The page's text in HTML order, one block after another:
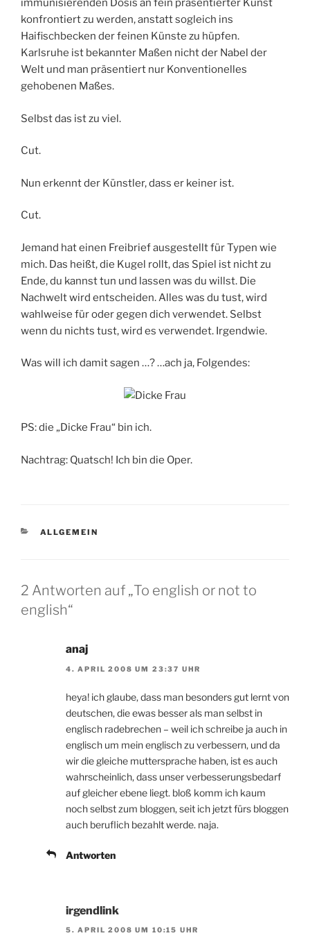
immunisierenden Dosis an fein präsentierter Kunst
konfrontiert zu werden, anstatt sogleich ins
Haifischbecken der feinen Künste zu hüpfen.
Karlsruhe ist bekannter Maßen nicht der Nabel der
Welt und man präsentiert nur Konventionelles
gehobenen Maßes.
Selbst das ist zu viel.
Cut.
Nun erkennt der Künstler, dass er keiner ist.
Cut.
Jemand hat einen Freibrief ausgestellt für Typen wie
mich. Das heißt, die Kugel rollt, das Spiel ist nicht zu
Ende, du kannst tun und lassen was du willst. Die
Nachwelt wird entscheiden. Alles was du tust, wird
wahlweise für oder gegen dich verwendet. Selbst
wenn du nichts tust, wird es verwendet. Irgendwie.
Was will ich damit sagen …? …ach ja, Folgendes:
PS: die „Dicke Frau“ bin ich.
Nachtrag: Quatsch! Ich bin die Oper.
KATEGORIEN
ALLGEMEIN
2 Antworten auf „To english or not to
english“
anaj
4. APRIL 2008 UM 23:37 UHR
heya! ich glaube, dass man besonders gut lernt von
deutschen, die ewas besser als man selbst in
englisch radebrechen – weil ich schreibe ja auch in
englisch um mein englisch zu verbessern, und da
wir die gleiche muttersprache haben, ist es auch
wahrscheinlich, dass unser verbesserungsbedarf
auf gleicher ebene liegt. bloß komm ich kaum
noch selbst zum bloggen, seit ich jetzt fürs bloggen
auch beruflich bezahlt werde. naja.
Antworten
irgendlink
5. APRIL 2008 UM 10:15 UHR